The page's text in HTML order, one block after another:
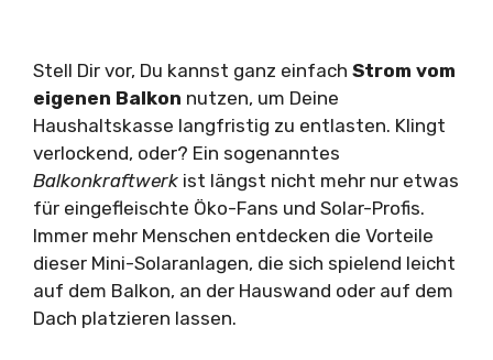
Stell Dir vor, Du kannst ganz einfach Strom vom
eigenen Balkon nutzen, um Deine
Haushaltskasse langfristig zu entlasten. Klingt
verlockend, oder? Ein sogenanntes
Balkonkraftwerk ist längst nicht mehr nur etwas
für eingefleischte Öko-Fans und Solar-Profis.
Immer mehr Menschen entdecken die Vorteile
dieser Mini-Solaranlagen, die sich spielend leicht
auf dem Balkon, an der Hauswand oder auf dem
Dach platzieren lassen.